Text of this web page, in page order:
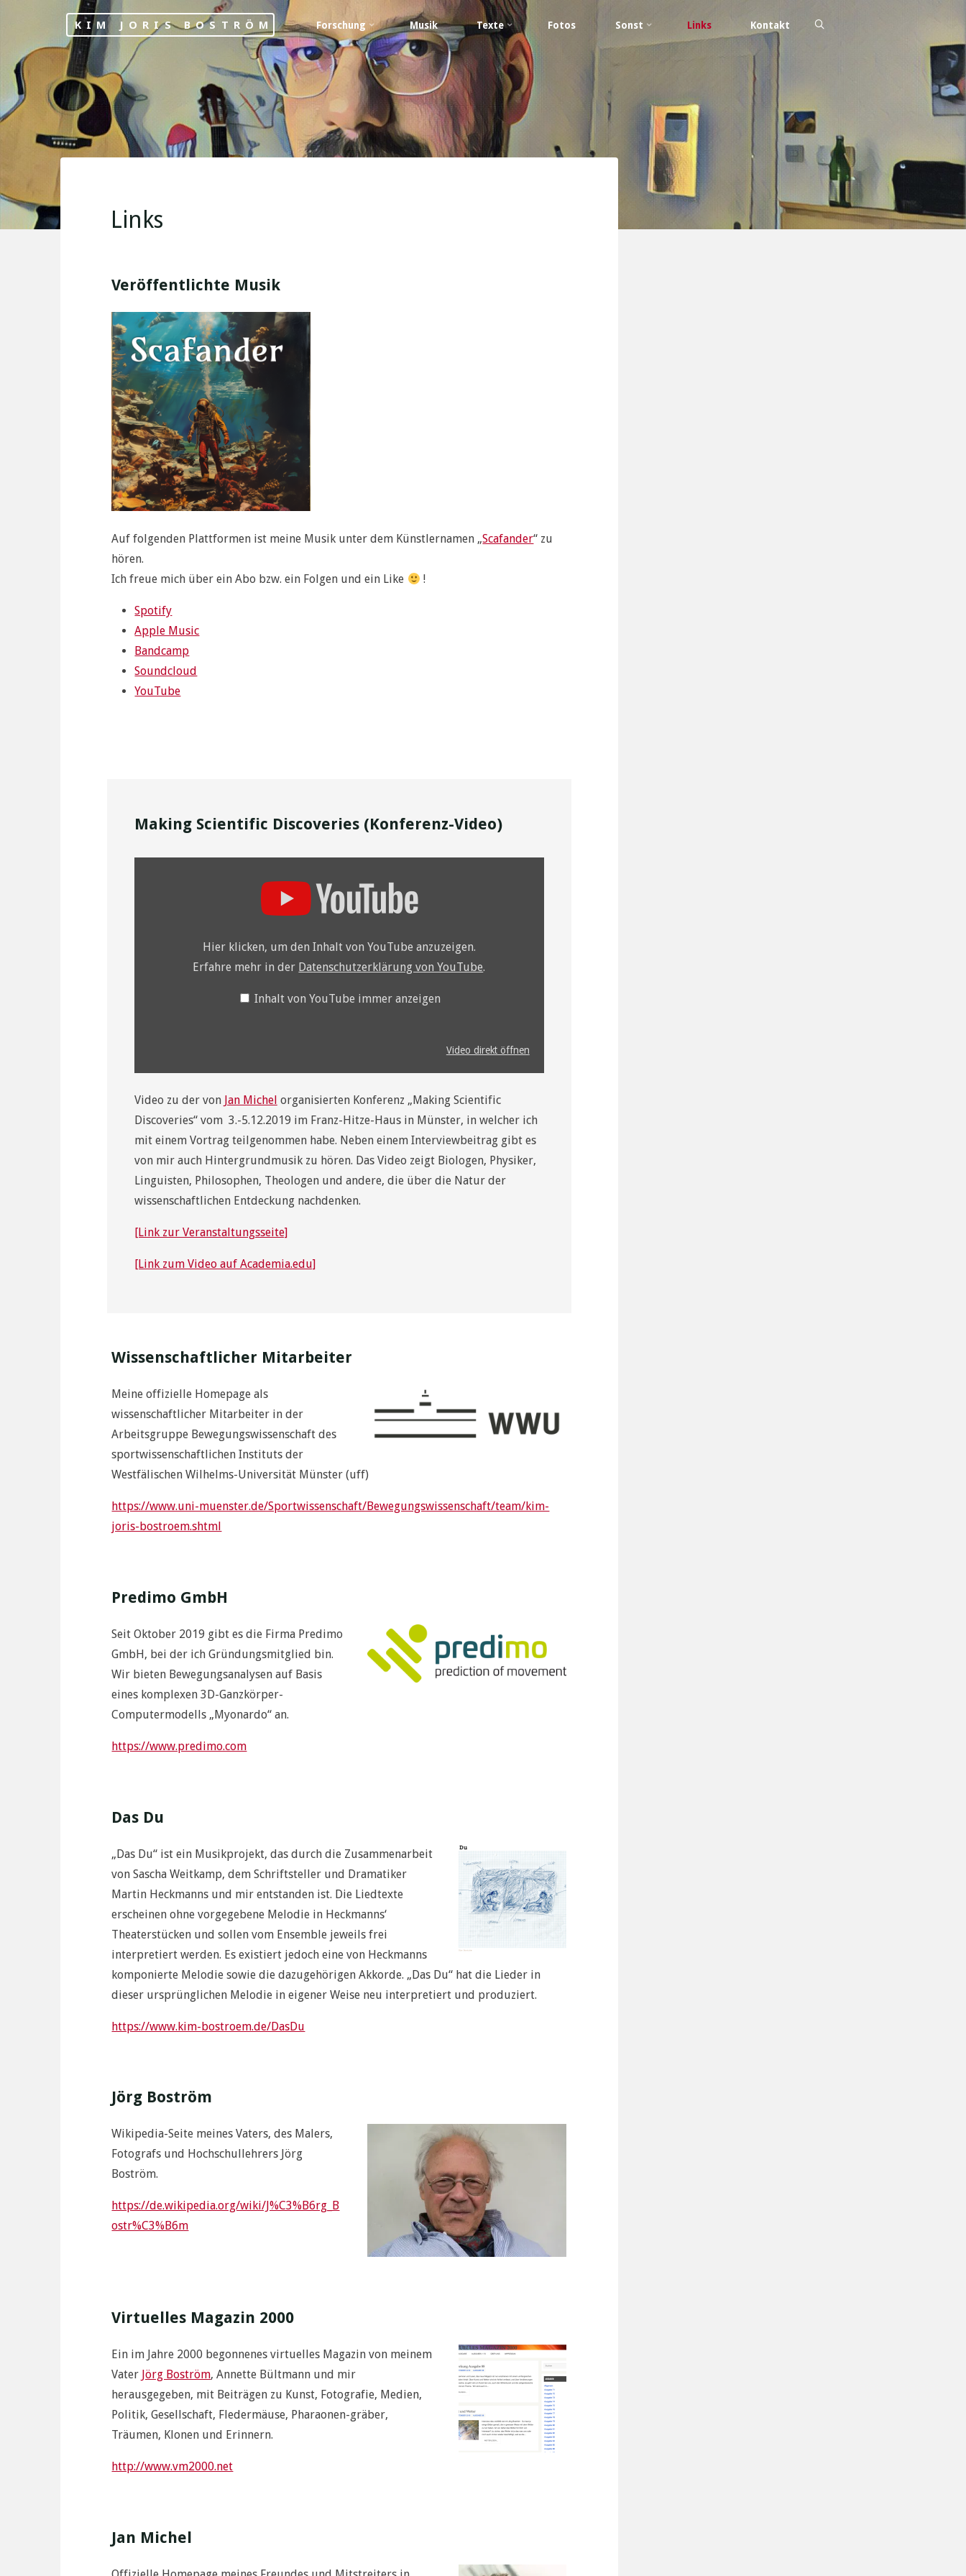
content
KIM JORIS BOSTRÖM Forschung Musik Texte Fotos Sonst Links Kontakt
Links
Veröffentlichte Musik
Auf folgenden Plattformen ist meine Musik unter dem Künstlernamen „Scafander“ zu
hören.
Ich freue mich über ein Abo bzw. ein Folgen und ein Like
!
Spotify
Apple Music
Bandcamp
Soundcloud
YouTube
Making Scientific Discoveries (Konferenz-Video)
Hier klicken, um den Inhalt von YouTube anzuzeigen.
Erfahre mehr in der Datenschutzerklärung von YouTube.
Inhalt von YouTube immer anzeigen
Video direkt öffnen
Video zu der von Jan Michel organisierten Konferenz „Making Scientific
Discoveries“ vom 3.-5.12.2019 im Franz-Hitze-Haus in Münster, in welcher ich
mit einem Vortrag teilgenommen habe. Neben einem Interviewbeitrag gibt es
von mir auch Hintergrundmusik zu hören. Das Video zeigt Biologen, Physiker,
Linguisten, Philosophen, Theologen und andere, die über die Natur der
wissenschaftlichen Entdeckung nachdenken.
[Link zur Veranstaltungsseite]
[Link zum Video auf Academia.edu]
Wissenschaftlicher Mitarbeiter
Meine offizielle Homepage als
wissenschaftlicher Mitarbeiter in der
Arbeitsgruppe Bewegungswissenschaft des
sportwissenschaftlichen Instituts der
Westfälischen Wilhelms-Universität Münster (uff)
https://www.uni-muenster.de/Sportwissenschaft/Bewegungswissenschaft/team/kim-
joris-bostroem.shtml
Predimo GmbH
Seit Oktober 2019 gibt es die Firma Predimo
GmbH, bei der ich Gründungsmitglied bin.
Wir bieten Bewegungsanalysen auf Basis
eines komplexen 3D-Ganzkörper-
Computermodells „Myonardo“ an.
https://www.predimo.com
Das Du
„Das Du“ ist ein Musikprojekt, das durch die Zusammenarbeit
von Sascha Weitkamp, dem Schriftsteller und Dramatiker
Martin Heckmanns und mir entstanden ist. Die Liedtexte
erscheinen ohne vorgegebene Melodie in Heckmanns‘
Theaterstücken und sollen vom Ensemble jeweils frei
interpretiert werden. Es existiert jedoch eine von Heckmanns
komponierte Melodie sowie die dazugehörigen Akkorde. „Das Du“ hat die Lieder in
dieser ursprünglichen Melodie in eigener Weise neu interpretiert und produziert.
https://www.kim-bostroem.de/DasDu
Jörg Boström
Wikipedia-Seite meines Vaters, des Malers,
Fotografs und Hochschullehrers Jörg
Boström.
https://de.wikipedia.org/wiki/J%C3%B6rg_B
ostr%C3%B6m
Virtuelles Magazin 2000
Ein im Jahre 2000 begonnenes virtuelles Magazin von meinem
Vater Jörg Boström, Annette Bültmann und mir
herausgegeben, mit Beiträgen zu Kunst, Fotografie, Medien,
Politik, Gesellschaft, Fledermäuse, Pharaonen-gräber,
Träumen, Klonen und Erinnern.
http://www.vm2000.net
Jan Michel